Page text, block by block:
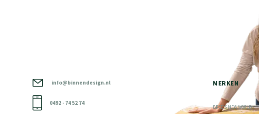
info@binnendesign.nl
0492 - 74 52 74
MERKEN
BREE'S NEW WORLD